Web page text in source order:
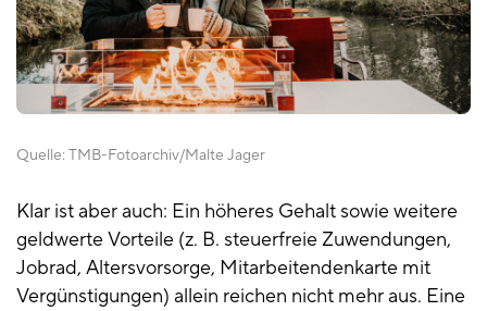
Quelle: TMB-Fotoarchiv/Malte Jager
Klar ist aber auch: Ein höheres Gehalt sowie weitere
geldwerte Vorteile (z. B. steuerfreie Zuwendungen,
Jobrad, Altersvorsorge, Mitarbeitendenkarte mit
Vergünstigungen) allein reichen nicht mehr aus. Eine